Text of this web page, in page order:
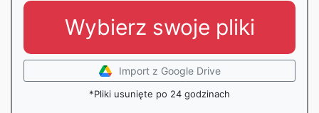
Wybierz swoje pliki
Import z Google Drive
*Pliki usunięte po 24 godzinach